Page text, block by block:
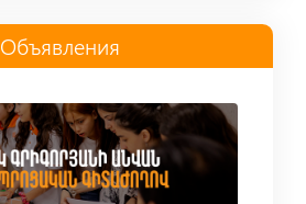
Объявления